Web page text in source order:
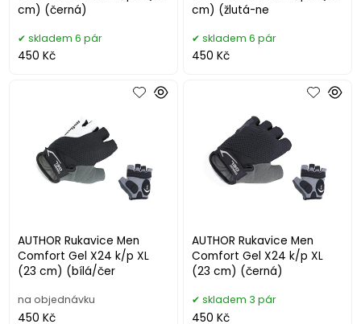
cm) (černá)
skladem 6 pár
450 Kč
cm) (žlutá-ne
skladem 6 pár
450 Kč
AUTHOR Rukavice Men
Comfort Gel X24 k/p XL
(23 cm) (bílá/čer
na objednávku
450 Kč
AUTHOR Rukavice Men
Comfort Gel X24 k/p XL
(23 cm) (černá)
skladem 3 pár
450 Kč